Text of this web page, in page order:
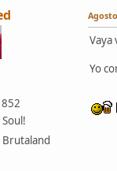
Brutaland
Vaya
Yo